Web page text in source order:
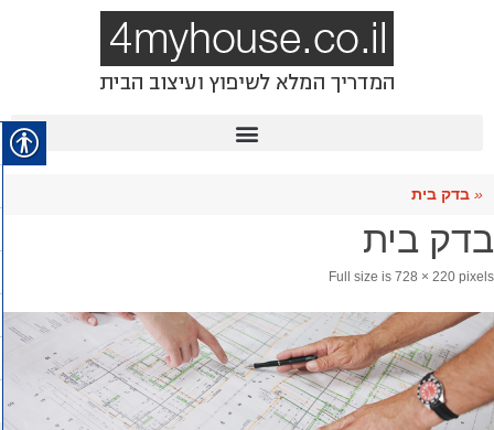
« בדק בית
בדק בית
Full size is 728 × 220 pixels